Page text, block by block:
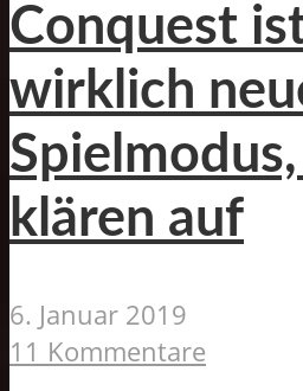
Conquest
wirklich
klären auf
6. Januar 2019
11 Kommentare